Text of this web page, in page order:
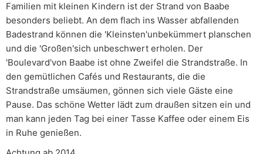
Familien mit kleinen Kindern ist der Strand von Baabe
besonders beliebt. An dem flach ins Wasser abfallenden
Badestrand können die 'Kleinsten'unbekümmert planschen
und die 'Großen'sich unbeschwert erholen. Der
'Boulevard'von Baabe ist ohne Zweifel die Strandstraße. In
den gemütlichen Cafés und Restaurants, die die
Strandstraße umsäumen, gönnen sich viele Gäste eine
Pause. Das schöne Wetter lädt zum draußen sitzen ein und
man kann jeden Tag bei einer Tasse Kaffee oder einem Eis
in Ruhe genießen.